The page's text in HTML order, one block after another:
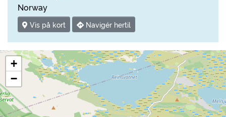
Norway
Vis på kort Navigér hertil
+
−